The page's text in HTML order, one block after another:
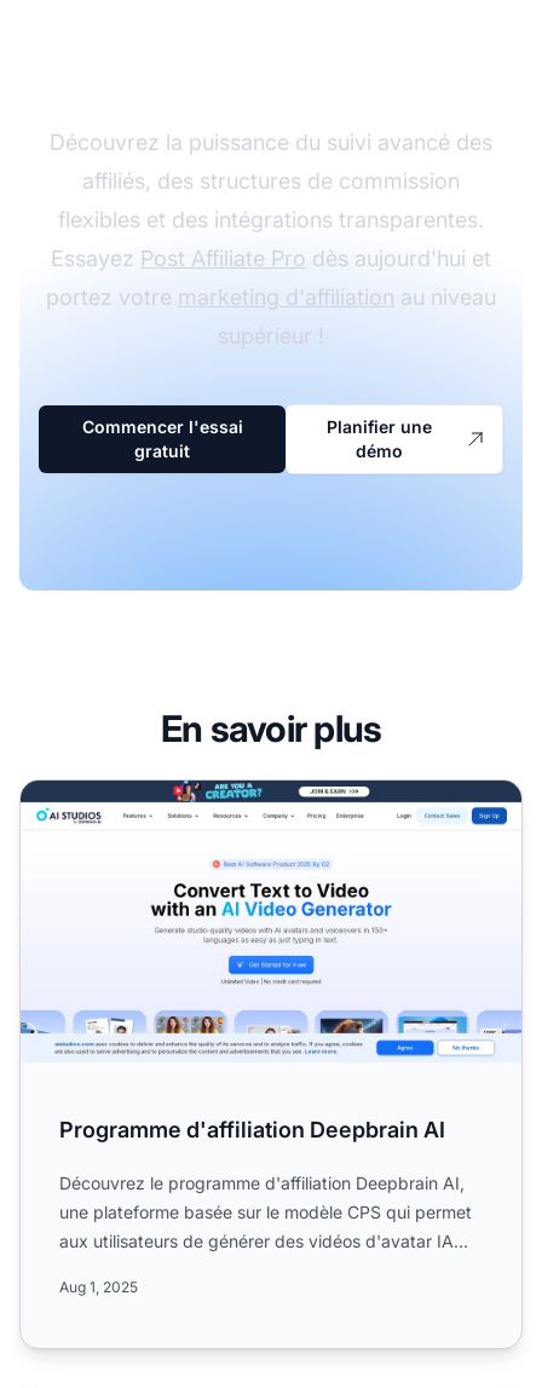
Découvrez la puissance du suivi avancé des
affiliés, des structures de commission
flexibles et des intégrations transparentes.
Essayez Post Affiliate Pro dès aujourd'hui et
portez votre marketing d'affiliation au niveau
supérieur !
Commencer l'essai
gratuit
Planifier une
démo
En savoir plus
Programme d'affiliation Deepbrain AI
Programme d'affiliation Deepbrain AI
Découvrez le programme d'affiliation Deepbrain AI,
une plateforme basée sur le modèle CPS qui permet
aux utilisateurs de générer des vidéos d'avatar IA
Aug 1, 2025